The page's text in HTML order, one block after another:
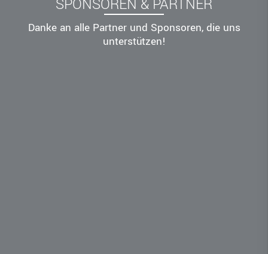
SPONSOREN & PARTNER
Danke an alle Partner und Sponsoren, die uns
unterstützen!